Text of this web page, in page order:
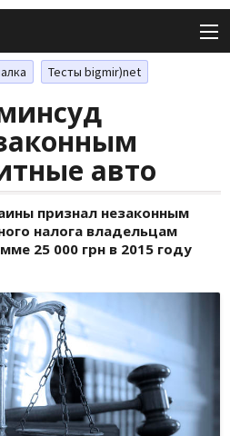
Тесты bigmir)net
авто
признал незаконным
налога владельцам
25 000 грн в 2015 году